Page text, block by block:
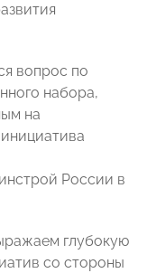
вопрос по
набора,
на
России в
глубокую
со стороны